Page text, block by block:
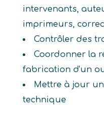
intervenants,
imprimeurs,
Contrôler des
Coordonner la
fabrication d'un
Mettre à jour
technique